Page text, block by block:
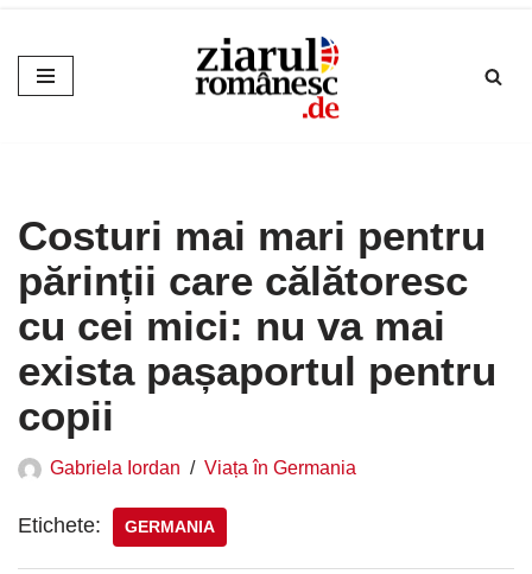
Sari
la
Costuri mai mari pentru
părinții care călătoresc
cu cei mici: nu va mai
exista pașaportul pentru
copii
Gabriela Iordan Viața în Germania
Etichete: GERMANIA